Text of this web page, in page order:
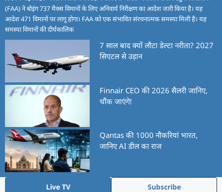
(FAA) ने बोइंग 737 मैक्स विमानों के लिए अनिवार्य निरीक्षण का आदेश जारी किया है। यह
आदेश 471 विमानों पर लागू होगा। FAA को एक संभावित संरचनात्मक समस्या मिली है। यह
समस्या विमानों की दीर्घकालिक
7 साल बाद क्यों लौटा डेल्टा नरीता? 2027
सिएटल से उड़ान
Finnair CEO की 2026 सैलरी जानिए,
चौंक जाएंगे!
Qantas की 1000 नौकरियां भारत,
जानिए AI डील का राज
Live TV Subscribe